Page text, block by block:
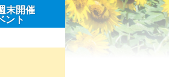
末開催
ント